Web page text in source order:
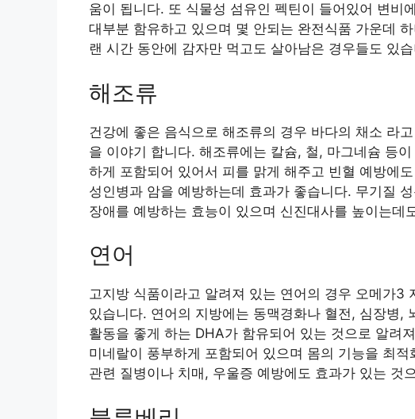
움이 됩니다. 또 식물성 섬유인 펙틴이 들어있어 변비
대부분 함유하고 있으며 몇 안되는 완전식품 가운데
랜 시간 동안에 감자만 먹고도 살아남은 경우들도 있
해조류
건강에 좋은 음식으로 해조류의 경우 바다의 채소 라
을 이야기 합니다. 해조류에는 칼슘, 철, 마그네슘 등
하게 포함되어 있어서 피를 맑게 해주고 빈혈 예방에
성인병과 암을 예방하는데 효과가 좋습니다. 무기질
장애를 예방하는 효능이 있으며 신진대사를 높이는데
연어
고지방 식품이라고 알려져 있는 연어의 경우 오메가3
있습니다. 연어의 지방에는 동맥경화나 혈전, 심장병,
활동을 좋게 하는 DHA가 함유되어 있는 것으로 알려
미네랄이 풍부하게 포함되어 있으며 몸의 기능을 최
관련 질병이나 치매, 우울증 예방에도 효과가 있는 것